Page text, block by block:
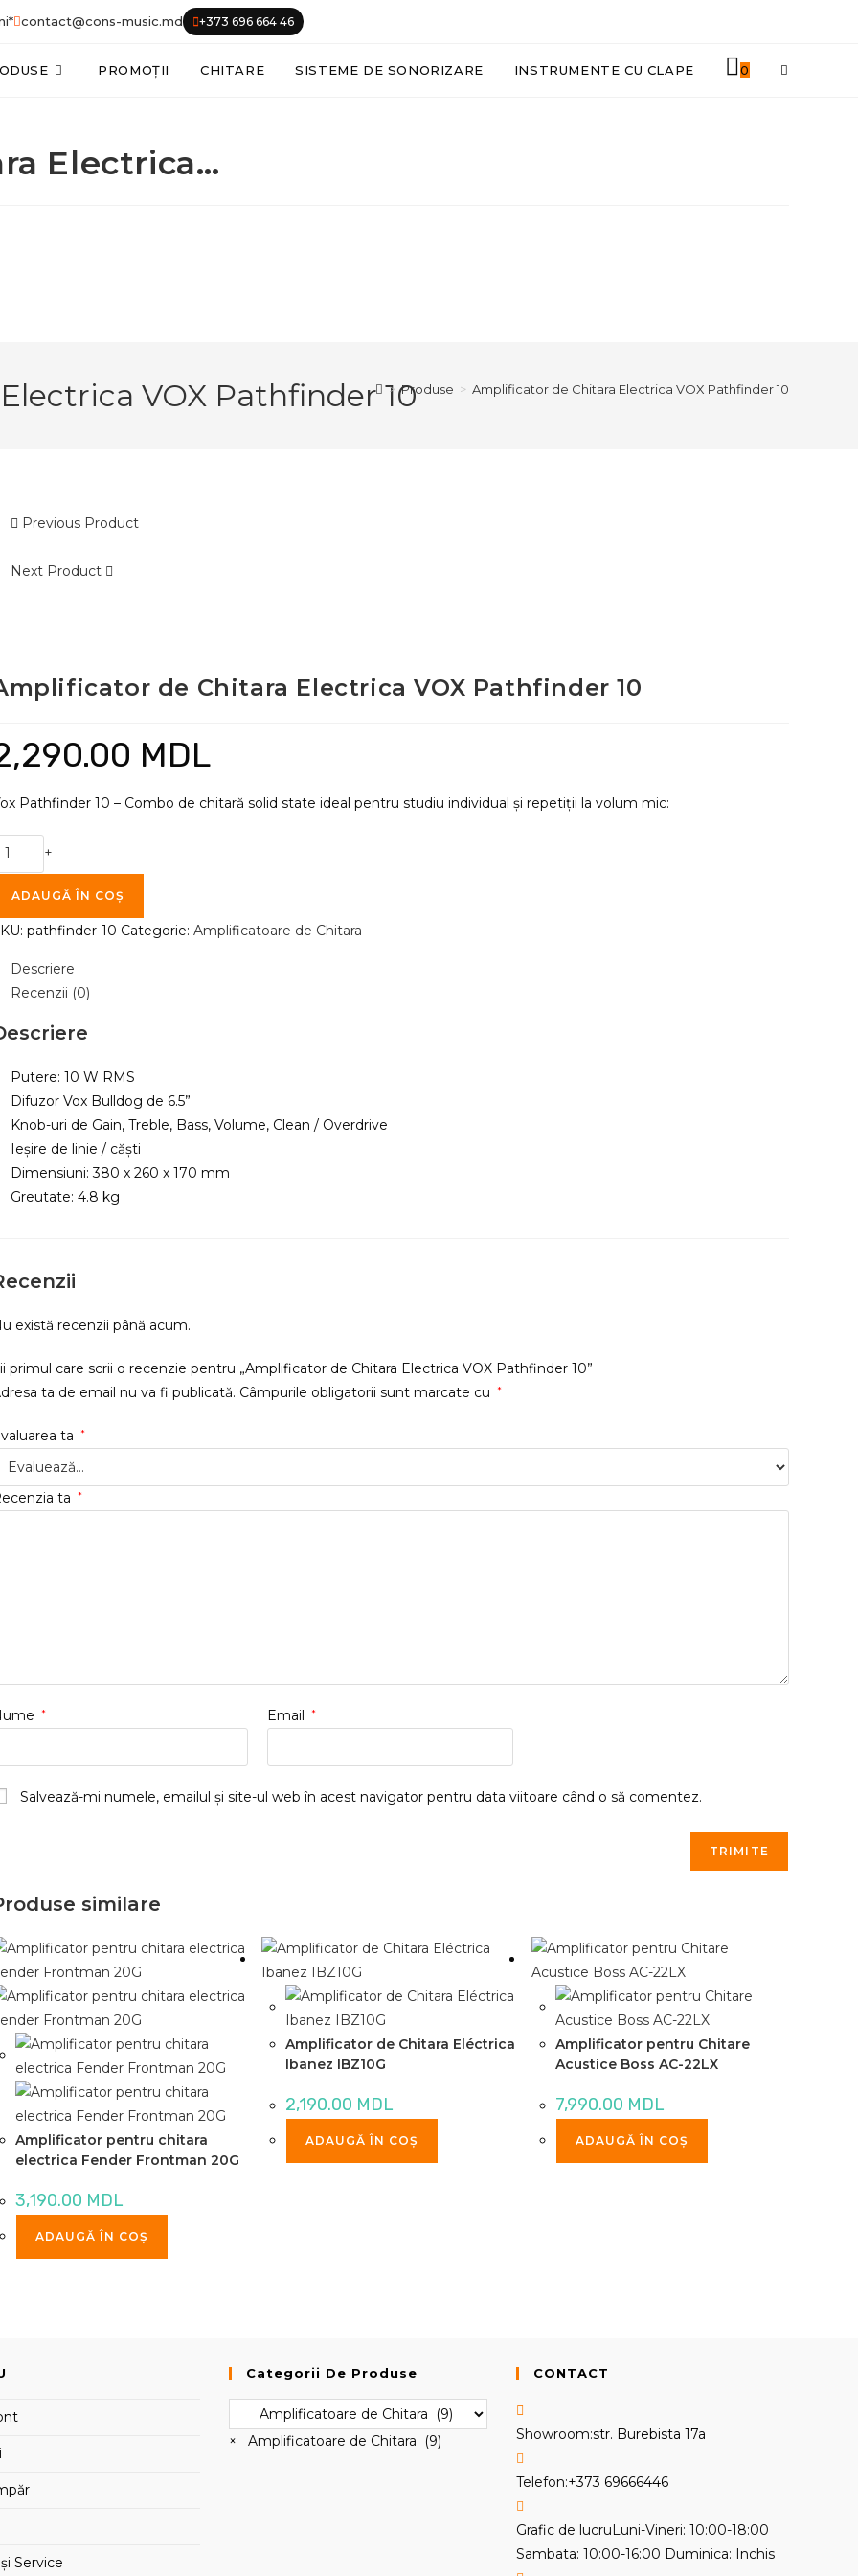
contact@cons-music.md +373 696 664 46
PROMOȚII CHITARE SISTEME DE SONORIZARE INSTRUMENTE CU CLAPE 0 TOGGLE
Electrica…
VOX Pathfinder 10
> Produse > Amplificator de Chitara Electrica VOX Pathfinder 10
Previous Product
Next Product
de Chitara Electrica VOX Pathfinder 10
MDL
Pathfinder 10 – Combo de chitară solid state ideal pentru studiu individual și repetiții la volum mic:
Cantitate+
ADAUGĂ ÎN COȘ
pathfinder-10 Categorie: Amplificatoare de Chitara
Descriere
Recenzii (0)
Putere: 10 W RMS
Difuzor Vox Bulldog de 6.5”
Knob-uri de Gain, Treble, Bass, Volume, Clean / Overdrive
Ieșire de linie / căști
Dimensiuni: 380 x 260 x 170 mm
Greutate: 4.8 kg
există recenzii până acum.
primul care scrii o recenzie pentru „Amplificator de Chitara Electrica VOX Pathfinder 10”
ta de email nu va fi publicată. Câmpurile obligatorii sunt marcate cu *
ta *
ta *
* Email *
Salvează-mi numele, emailul și site-ul web în acest navigator pentru data viitoare când o să comentez.
similare
Amplificator pentru chitara
electrica Fender Frontman 20G
3,190.00 MDL
ADAUGĂ ÎN COȘ
Amplificator de Chitara Eléctrica
Ibanez IBZ10G
2,190.00 MDL
ADAUGĂ ÎN COȘ
Amplificator pentru Chitare
Acustice Boss AC-22LX
7,990.00 MDL
ADAUGĂ ÎN COȘ
Service
Categorii De Produse
× Amplificatoare de Chitara (9)
CONTACT
Showroom:str. Burebista 17a
Telefon:+373 69666446Opens
your
application
Grafic de lucruLuni-Vineri: 10:00-18:00
Sambata: 10:00-16:00 Duminica: Inchis